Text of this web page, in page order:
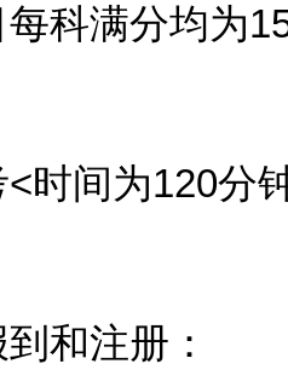
科满分均为
时间为120分
和注册：